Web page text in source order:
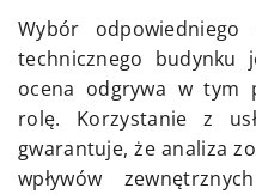
Wybór
technicznego budynku
ocena odgrywa w tym
rolę. Korzystanie z
gwarantuje, że analiza
wpływów